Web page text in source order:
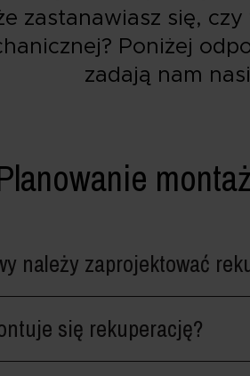
zastanawiasz się,
Poniżej
zadają nam
należy zaprojektować
się rekuperację?